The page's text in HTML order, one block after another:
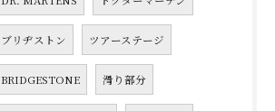
ブリヂストン ツアーステージ
BRIDGESTONE 滑り部分